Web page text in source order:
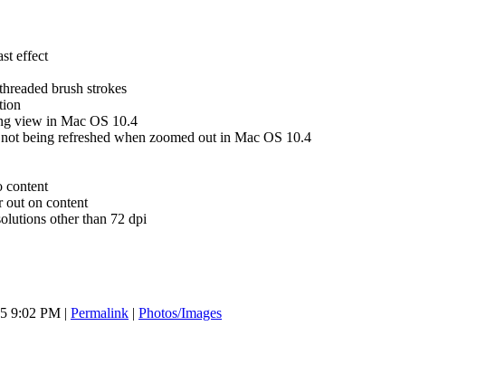
effect
brush strokes
view in Mac OS 10.4
being refreshed when zoomed out in Mac OS 10.4
content
out on content
other than 72 dpi
9:02 PM | Permalink | Photos/Images